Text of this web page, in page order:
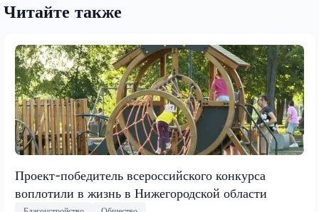
Читайте также
Проект-победитель всероссийского конкурса
воплотили в жизнь в Нижегородской области